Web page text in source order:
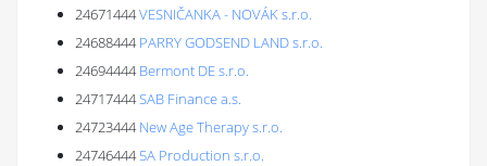
24671444VESNIČANKA - NOVÁK s.r.o.
24688444 PARRY GODSEND LAND s.r.o.
24694444 Bermont DE s.r.o.
24717444SAB Finance a.s.
24723444 New Age Therapy s.r.o.
24746444 5A Production s.r.o.